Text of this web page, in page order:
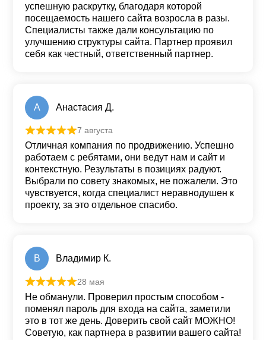
успешную раскрутку, благодаря которой
посещаемость нашего сайта возросла в разы.
Специалисты также дали консультацию по
улучшению структуры сайта. Партнер проявил
себя как честный, ответственный партнер.
А Анастасия Д.
Оценка из 5
7 августа
Отличная компания по продвижению. Успешно
работаем с ребятами, они ведут нам и сайт и
контекстную. Результаты в позициях радуют.
Выбрали по совету знакомых, не пожалели. Это
чувствуется, когда специалист неравнодушен к
проекту, за это отдельное спасибо.
В Владимир К.
Оценка5 из 5
28 мая
Не обманули. Проверил простым способом -
поменял пароль для входа на сайта, заметили
это в тот же день. Доверить свой сайт МОЖНО!
Советую, как партнера в развитии вашего сайта!